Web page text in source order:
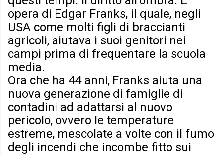
opera di Edgar Franks, il quale, negli
USA come molti figli di braccianti
agricoli, aiutava i suoi genitori nei
campi prima di frequentare la scuola
media.
Ora che ha 44 anni, Franks aiuta una
nuova generazione di famiglie di
contadini ad adattarsi al nuovo
pericolo, ovvero le temperature
estreme, mescolate a volte con il fumo
degli incendi che incombe fitto sui